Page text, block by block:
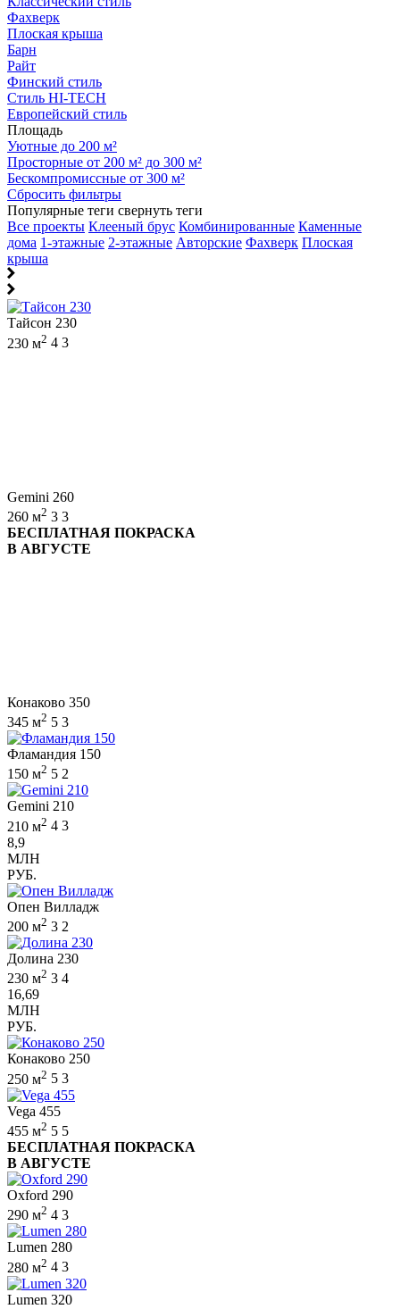
Фахверк
Плоская крыша
Барн
Райт
Финский стиль
Стиль HI-TECH
Европейский стиль
Площадь
Уютные до 200 м²
Просторные от 200 м² до 300 м²
Бескомпромиссные от 300 м²
Сбросить фильтры
Популярные теги свернуть теги
Все проекты Клееный брус Комбинированные Каменные
дома 1-этажные 2-этажные Авторские Фахверк Плоская
крыша
Тайсон 230
230 м2 4 3
Gemini 260
260 м2 3 3
БЕСПЛАТНАЯ ПОКРАСКА
В АВГУСТЕ
Конаково 350
345 м2 5 3
Фламандия 150
150 м2 5 2
Gemini 210
210 м2 4 3
8,9
МЛН
РУБ.
Опен Вилладж
200 м2 3 2
Долина 230
230 м2 3 4
16,69
МЛН
РУБ.
Конаково 250
250 м2 5 3
Vega 455
455 м2 5 5
БЕСПЛАТНАЯ ПОКРАСКА
В АВГУСТЕ
Oxford 290
290 м2 4 3
Lumen 280
280 м2 4 3
Lumen 320